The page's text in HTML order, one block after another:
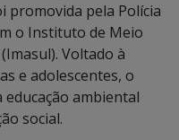
promovida pela Polícia
o Instituto de Meio
Voltado à
e adolescentes, o
ambiental
social.